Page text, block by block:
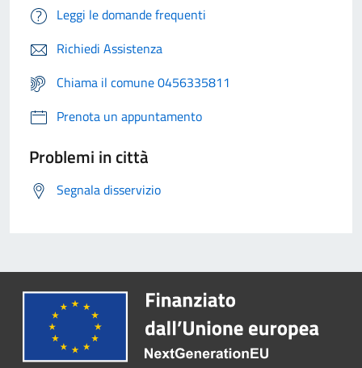
Leggi le domande frequenti
Richiedi Assistenza
Chiama il comune 0456335811
Prenota un appuntamento
Problemi in città
Segnala disservizio